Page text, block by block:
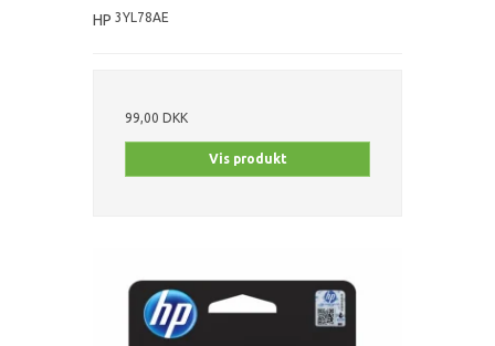
HP 3YL78AE
99,00 DKK
Vis produkt